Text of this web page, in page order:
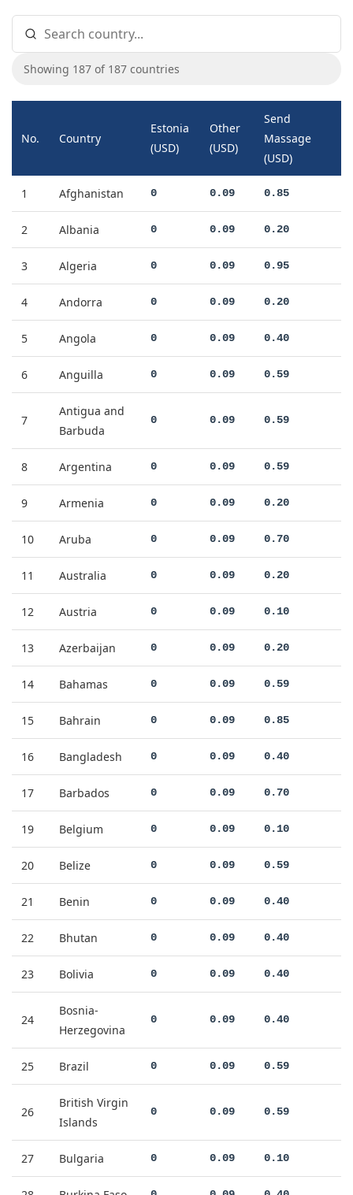
Showing 187 of 187 countries
No. Country
Estonia
(USD)
Other
(USD)
Send
Massage
(USD)
1 Afghanistan 0 0.09 0.85
2 Albania 0 0.09 0.20
3 Algeria 0 0.09 0.95
4 Andorra 0 0.09 0.20
5 Angola 0 0.09 0.40
6 Anguilla 0 0.09 0.59
7
Antigua and
Barbuda
0 0.09 0.59
8 Argentina 0 0.09 0.59
9 Armenia 0 0.09 0.20
10 Aruba 0 0.09 0.70
11 Australia 0 0.09 0.20
12 Austria 0 0.09 0.10
13 Azerbaijan 0 0.09 0.20
14 Bahamas 0 0.09 0.59
15 Bahrain 0 0.09 0.85
16 Bangladesh 0 0.09 0.40
17 Barbados 0 0.09 0.70
19 Belgium 0 0.09 0.10
20 Belize 0 0.09 0.59
21 Benin 0 0.09 0.40
22 Bhutan 0 0.09 0.40
23 Bolivia 0 0.09 0.40
24
Bosnia-
Herzegovina
0 0.09 0.40
25 Brazil 0 0.09 0.59
26
British Virgin
Islands
0 0.09 0.59
27 Bulgaria 0 0.09 0.10